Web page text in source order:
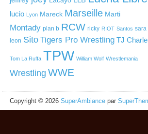
lucio Lyon Mareck Marseille Marti
Montady plan b RCW ricky RIOT Santos sara
leon Sito Tigers Pro Wrestling TJ
Tom La Ruffa TPW William Wolf Wrestlemania
Wrestling WWE
Copyright © 2026 SuperAmbiance par